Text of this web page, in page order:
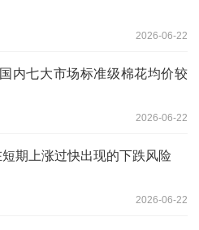
2026-06-22
内七大市场标准级棉花均价较
2026-06-22
期上涨过快出现的下跌风险
2026-06-22